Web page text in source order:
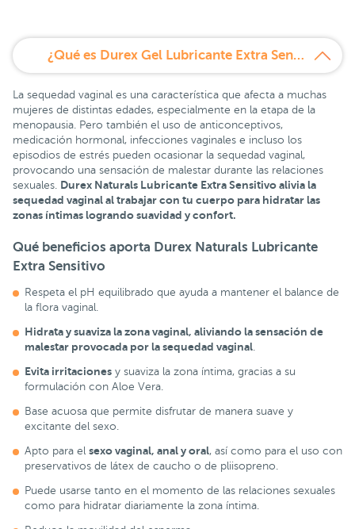
¿Qué es Durex Gel Lubricante Extra Sensitivo 100 ml?
La sequedad vaginal es una característica que afecta a muchas
mujeres de distintas edades, especialmente en la etapa de la
menopausia. Pero también el uso de anticonceptivos,
medicación hormonal, infecciones vaginales e incluso los
episodios de estrés pueden ocasionar la sequedad vaginal,
provocando una sensación de malestar durante las relaciones
sexuales. Durex Naturals Lubricante Extra Sensitivo alivia la
sequedad vaginal al trabajar con tu cuerpo para hidratar las
zonas íntimas logrando suavidad y confort.
Qué beneficios aporta Durex Naturals Lubricante
Extra Sensitivo
Respeta el pH equilibrado que ayuda a mantener el balance de
la flora vaginal.
Hidrata y suaviza la zona vaginal, aliviando la sensación de
malestar provocada por la sequedad vaginal.
Evita irritaciones y suaviza la zona íntima, gracias a su
formulación con Aloe Vera.
Base acuosa que permite disfrutar de manera suave y
excitante del sexo.
Apto para el sexo vaginal, anal y oral, así como para el uso con
preservativos de látex de caucho o de pliisopreno.
Puede usarse tanto en el momento de las relaciones sexuales
como para hidratar diariamente la zona íntima.